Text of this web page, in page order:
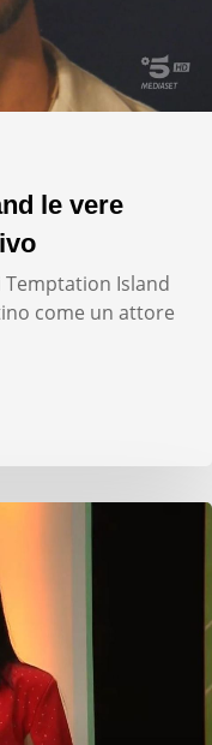
le vere
Temptation Island
come un attore